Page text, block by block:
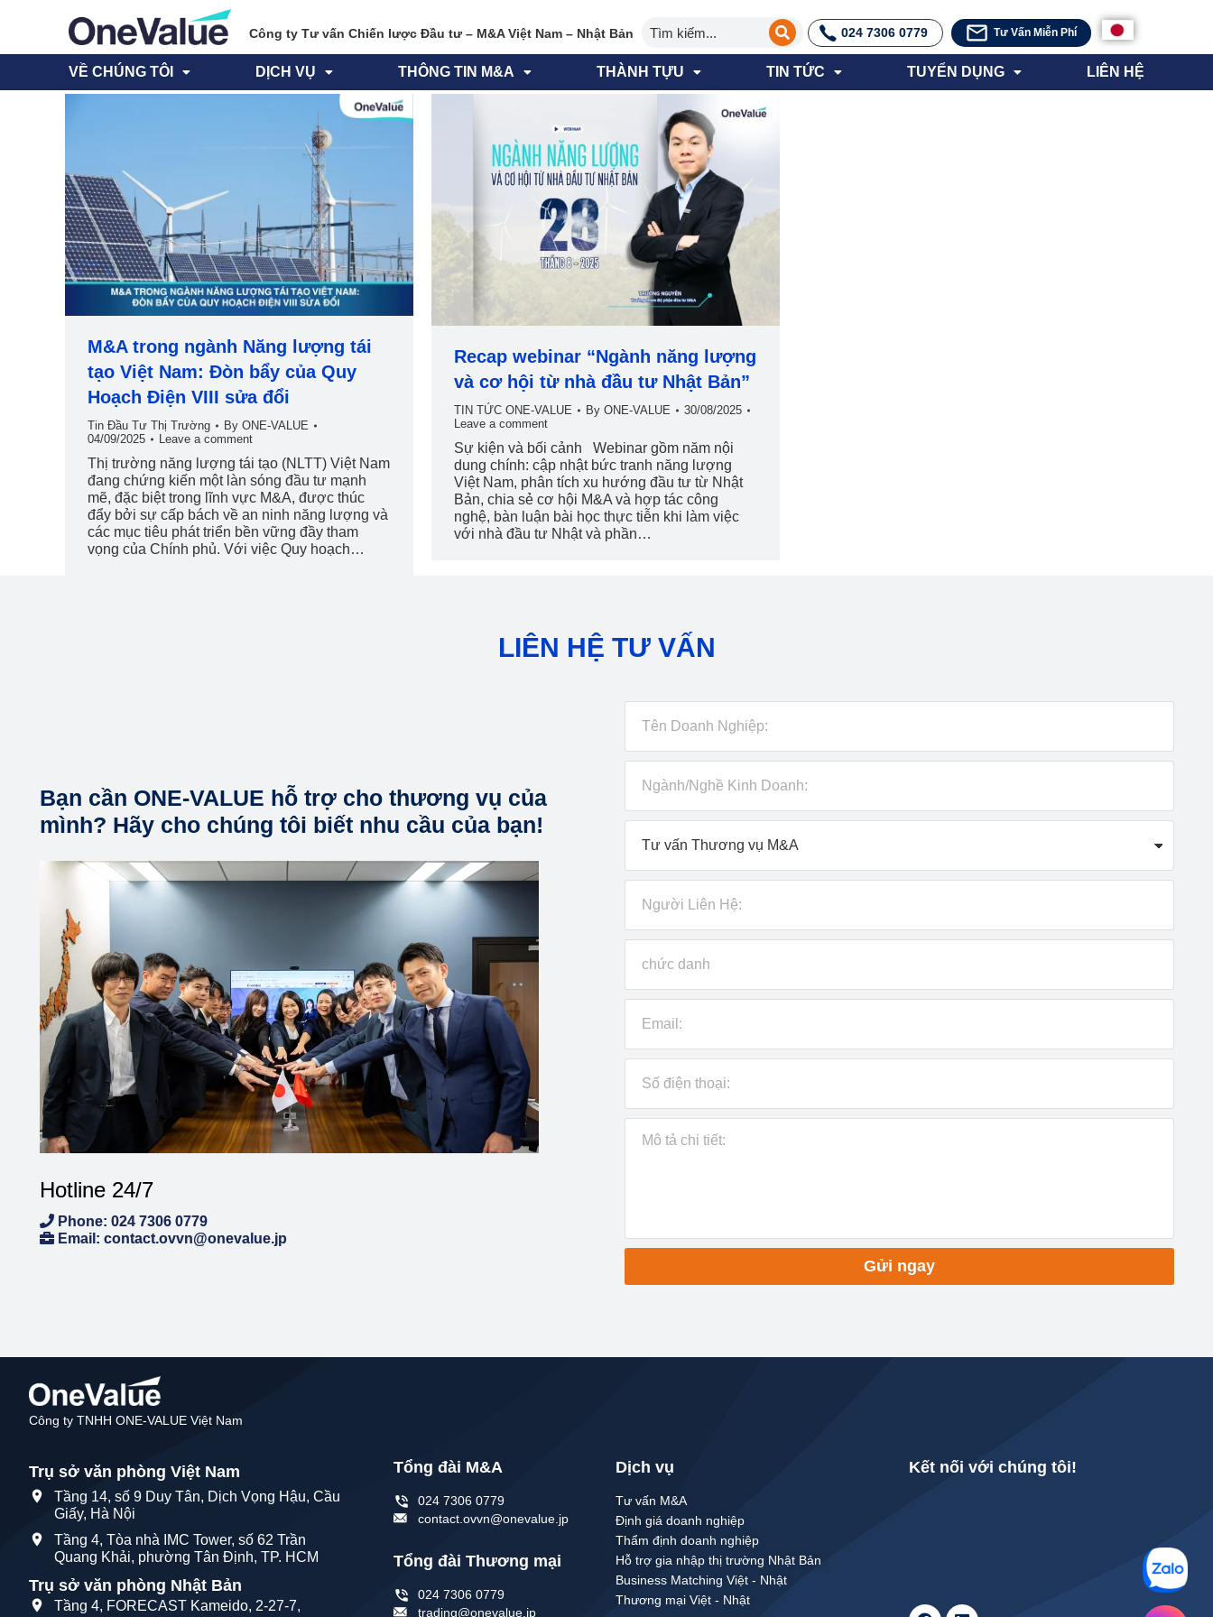
Công ty Tư vấn Chiến lược Đầu tư – M&A Việt Nam – Nhật Bản 024 7306 0779 Tư Vấn Miễn Phí
VỀ CHÚNG TÔI DỊCH VỤ THÔNG TIN M&A THÀNH TỰU TIN TỨC TUYỂN DỤNG LIÊN HỆ
M&A trong ngành Năng lượng tái
tạo Việt Nam: Đòn bẩy của Quy
Hoạch Điện VIII sửa đổi
Tin Đầu Tư Thị Trường By ONE-VALUE
04/09/2025
Leave a comment
Thị trường năng lượng tái tạo (NLTT) Việt Nam
đang chứng kiến một làn sóng đầu tư mạnh
mẽ, đặc biệt trong lĩnh vực M&A, được thúc
đẩy bởi sự cấp bách về an ninh năng lượng và
các mục tiêu phát triển bền vững đầy tham
vọng của Chính phủ. Với việc Quy hoạch…
Recap webinar “Ngành năng lượng
và cơ hội từ nhà đầu tư Nhật Bản”
TIN TỨC ONE-VALUE By ONE-VALUE
30/08/2025
Leave a comment
Sự kiện và bối cảnh Webinar gồm năm nội
dung chính: cập nhật bức tranh năng lượng
Việt Nam, phân tích xu hướng đầu tư từ Nhật
Bản, chia sẻ cơ hội M&A và hợp tác công
nghệ, bàn luận bài học thực tiễn khi làm việc
với nhà đầu tư Nhật và phần…
LIÊN HỆ TƯ VẤN
Bạn cần ONE-VALUE hỗ trợ cho thương vụ của
mình? Hãy cho chúng tôi biết nhu cầu của bạn!
Hotline 24/7
Phone: 024 7306 0779
Email: contact.ovvn@onevalue.jp
Gửi ngay
Công ty TNHH ONE-VALUE Việt Nam
Trụ sở văn phòng Việt Nam
Tầng 14, số 9 Duy Tân, Dịch Vọng Hậu, Cầu
Giấy, Hà Nội
Tầng 4, Tòa nhà IMC Tower, số 62 Trần
Quang Khải, phường Tân Định, TP. HCM
Trụ sở văn phòng Nhật Bản
Tầng 4, FORECAST Kameido, 2-27-7,
Tổng đài M&A
024 7306 0779
contact.ovvn@onevalue.jp
Tổng đài Thương mại
024 7306 0779
trading@onevalue.jp
Dịch vụ
Tư vấn M&A
Định giá doanh nghiệp
Thẩm định doanh nghiệp
Hỗ trợ gia nhập thị trường Nhật Bản
Business Matching Việt - Nhật
Thương mại Việt - Nhật
Kết nối với chúng tôi!